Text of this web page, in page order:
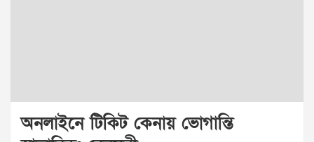
অনলাইনে টিকিট কেনায় ভোগান্তি